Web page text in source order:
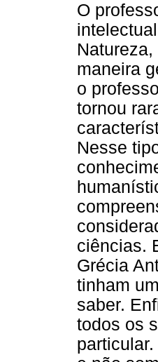
O
maneira
o
tornou
Nesse
ciências.
Grécia
tinham
saber.
todos os